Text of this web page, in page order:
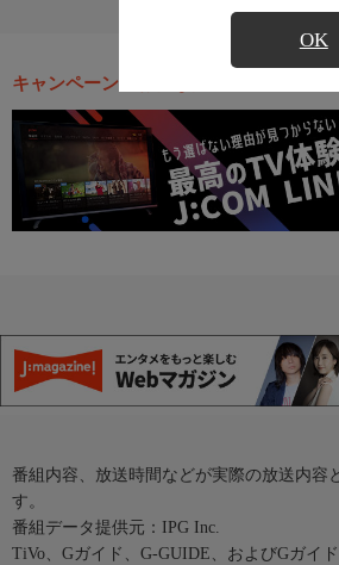
OK
キャンペーン・お得な情報
番組内容、放送時間などが実際の放送内容
す。
番組データ提供元：IPG Inc.
TiVo、Gガイド、G-GUIDE、およびGガイ